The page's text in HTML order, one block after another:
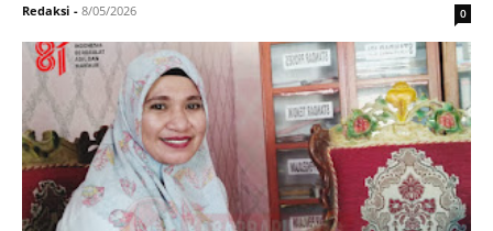
Redaksi - 8/05/2026 0